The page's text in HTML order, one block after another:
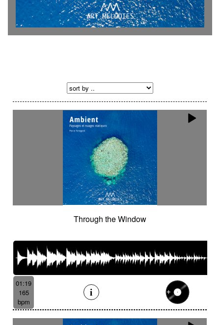
Through the Window
01:19
165
bpm